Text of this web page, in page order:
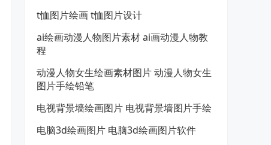
t恤图片绘画 t恤图片设计
ai绘画动漫人物图片素材 ai画动漫人物教
程
动漫人物女生绘画素材图片 动漫人物女生
图片手绘铅笔
电视背景墙绘画图片 电视背景墙图片手绘
电脑3d绘画图片 电脑3d绘画图片软件